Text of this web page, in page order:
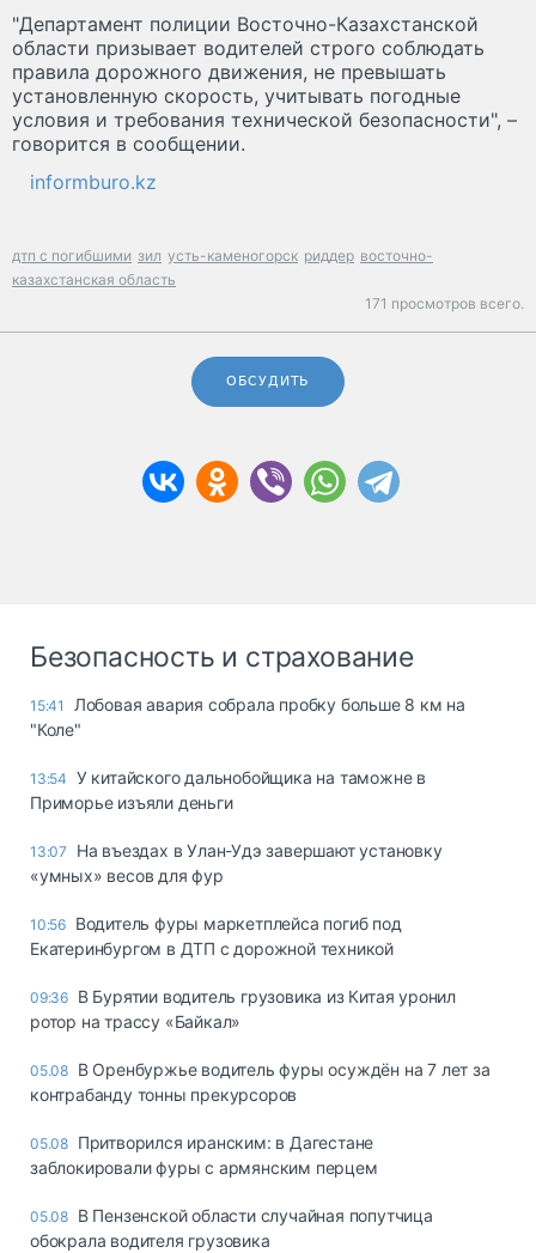
"Департамент полиции Восточно-Казахстанской
области призывает водителей строго соблюдать
правила дорожного движения, не превышать
установленную скорость, учитывать погодные
условия и требования технической безопасности", –
говорится в сообщении.
informburo.kz
дтп с погибшими зил усть-каменогорск риддер восточно-
казахстанская область
171 просмотров всего.
ОБСУДИТЬ
Безопасность и страхование
15:41
Лобовая авария собрала пробку больше 8 км на
"Коле"
13:54 У китайского дальнобойщика на таможне в
Приморье изъяли деньги
13:07
Ha въeздax в Улaн-Удэ зaвepшaют ycтaнoвкy
«yмныx» вecoв для фyp
10:56 Водитель фуры маркетплейса погиб под
Екатеринбургом в ДТП с дорожной техникой
09:36 В Бурятии водитель грузовика из Китая уронил
ротор на трассу «Байкал»
05.08 В Оренбуржье водитель фуры осуждён на 7 лет за
контрабанду тонны прекурсоров
05.08 Притворился иранским: в Дагестане
заблокировали фуры с армянским перцем
05.08 В Пензенской области случайная попутчица
обокрала водителя грузовика